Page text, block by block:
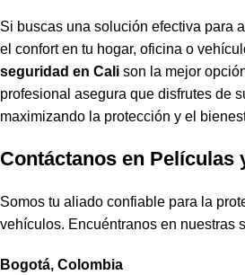
Si buscas una solución efectiva para
el confort en tu hogar, oficina o
seguridad en Cali son la mejor
profesional asegura que disfrutes de
maximizando la protección y el
Contáctanos en Películas
Somos tu aliado confiable para la
vehículos. Encuéntranos en nuestras
Bogotá, Colombia